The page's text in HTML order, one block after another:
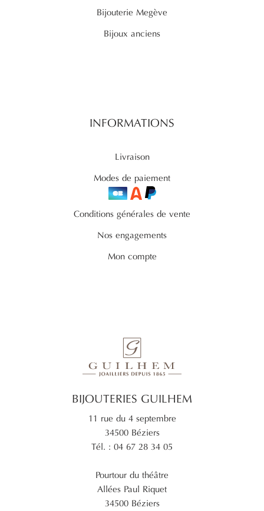
Bijouterie Megève
Bijoux anciens
INFORMATIONS
Livraison
Modes de paiement
Conditions générales de vente
Nos engagements
Mon compte
BIJOUTERIES GUILHEM
11 rue du 4 septembre
34500 Béziers
Tél. : 04 67 28 34 05
Pourtour du théâtre
Allées Paul Riquet
34500 Béziers